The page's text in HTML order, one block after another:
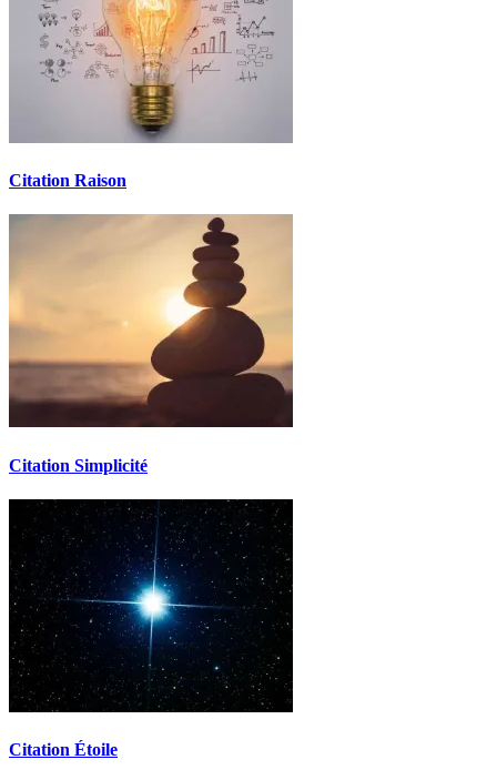
Citation Raison
Citation Simplicité
Citation Étoile